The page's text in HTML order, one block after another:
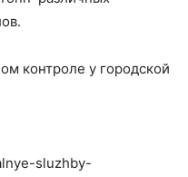
контроле у городской
sluzhby-